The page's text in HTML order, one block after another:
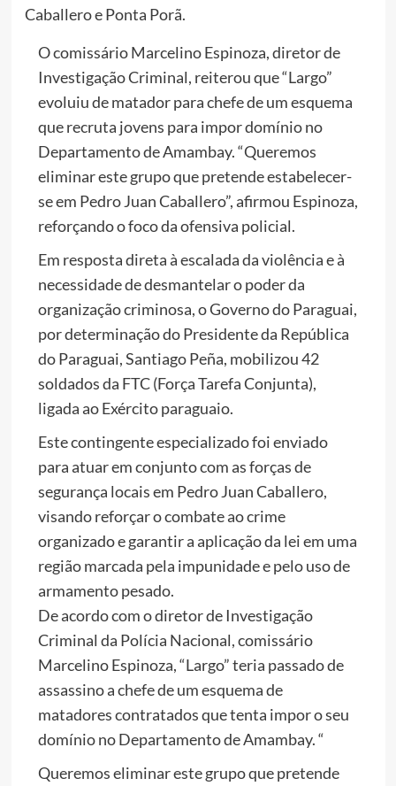
Caballero e Ponta Porã.
O comissário Marcelino Espinoza, diretor de
Investigação Criminal, reiterou que “Largo”
evoluiu de matador para chefe de um esquema
que recruta jovens para impor domínio no
Departamento de Amambay. “Queremos
eliminar este grupo que pretende estabelecer-
se em Pedro Juan Caballero”, afirmou Espinoza,
reforçando o foco da ofensiva policial.
Em resposta direta à escalada da violência e à
necessidade de desmantelar o poder da
organização criminosa, o Governo do Paraguai,
por determinação do Presidente da República
do Paraguai, Santiago Peña, mobilizou 42
soldados da FTC (Força Tarefa Conjunta),
ligada ao Exército paraguaio.
Este contingente especializado foi enviado
para atuar em conjunto com as forças de
segurança locais em Pedro Juan Caballero,
visando reforçar o combate ao crime
organizado e garantir a aplicação da lei em uma
região marcada pela impunidade e pelo uso de
armamento pesado.
De acordo com o diretor de Investigação
Criminal da Polícia Nacional, comissário
Marcelino Espinoza, “Largo” teria passado de
assassino a chefe de um esquema de
matadores contratados que tenta impor o seu
domínio no Departamento de Amambay. “
Queremos eliminar este grupo que pretende